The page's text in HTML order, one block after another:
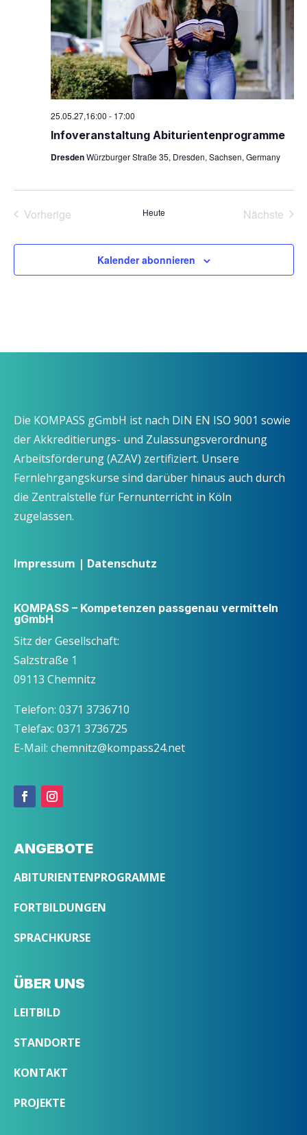
Info­ver­an­stal­tung Abiturientenprogramme
25.05.27,16:00 - 17:00
DresdenWürzburger Straße 35, Dresden, Sachsen, Germany
Vorherige
Heute
Nächste
Kalender abonnieren
Die KOMPASS gGmbH ist nach DIN EN ISO 9001 sowie
der Akkreditierungs- und Zulassungsverordnung
Arbeitsförderung (AZAV) zertifiziert. Unsere
Fernlehrgangskurse sind darüber hinaus auch durch
die Zentralstelle für Fernunterricht in Köln
zugelassen.
Impressum | Datenschutz
KOMPASS – Kompetenzen passgenau vermitteln
gGmbH
Sitz der Gesellschaft:
Salzstraße 1
09113 Chemnitz
Telefon: 0371 3736710
Telefax: 0371 3736725
E-Mail: chemnitz@kompass24.net
ANGEBOTE
ABITURIENTENPROGRAMME
FORTBILDUNGEN
SPRACHKURSE
ÜBER UNS
LEITBILD
STANDORTE
KONTAKT
PROJEKTE